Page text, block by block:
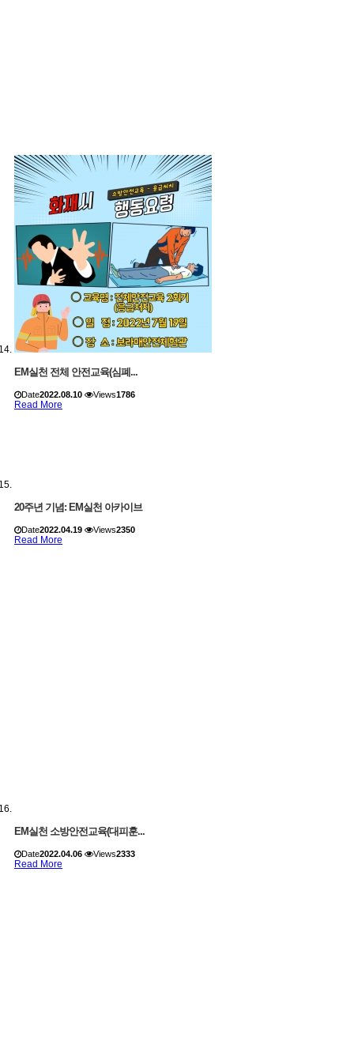
EM실천 전체 안전교육(심폐...
Date2022.08.10 Views1786
Read More
20주년 기념: EM실천 아카이브
Date2022.04.19 Views2350
Read More
EM실천 소방안전교육(대피훈...
Date2022.04.06 Views2333
Read More